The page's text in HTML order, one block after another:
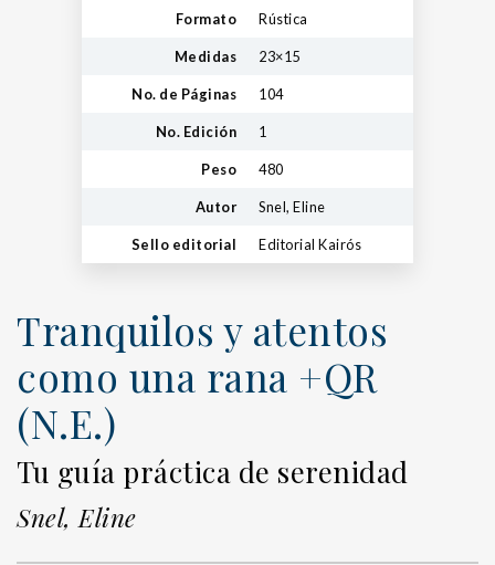
Formato Rústica
Medidas 23×15
No. de Páginas 104
No. Edición 1
Peso 480
Autor Snel, Eline
Sello editorial Editorial Kairós
Tranquilos y atentos
como una rana +QR
(N.E.)
Tu guía práctica de serenidad
Snel, Eline